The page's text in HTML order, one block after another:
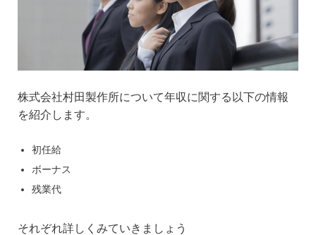
株式会社村田製作所について年収に関する以下の情報
を紹介します。
初任給
ボーナス
残業代
それぞれ詳しくみていきましょう